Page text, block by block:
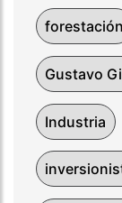
forestación
Gustavo
Industria